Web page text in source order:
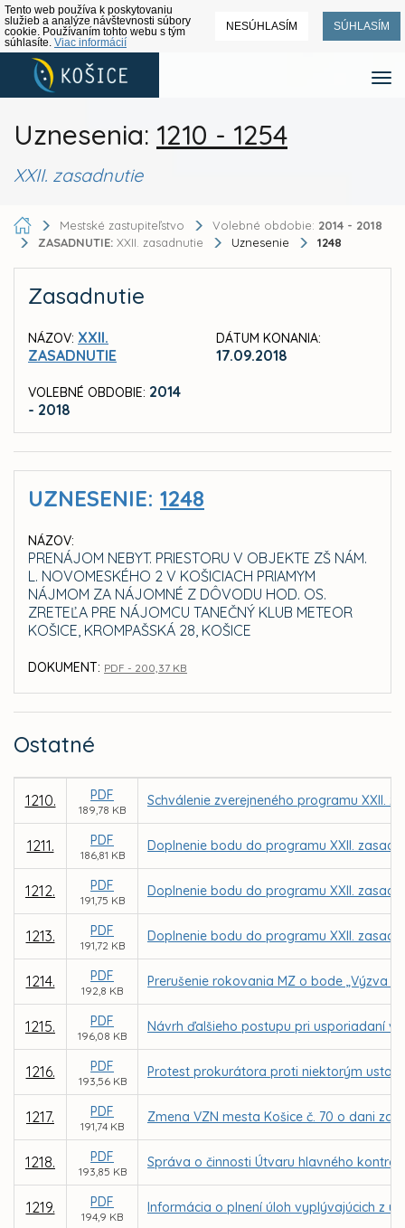
Tento web používa k poskytovaniu
služieb a analýze návštevnosti súbory
cookie. Používaním tohto webu s tým
súhlasíte. Viac informácií
NESÚHLASÍM SÚHLASÍM
Uznesenia: 1210 - 1254
XXII. zasadnutie
Mestské zastupiteľstvo Volebné obdobie: 2014 - 2018
ZASADNUTIE: XXII. zasadnutie Uznesenie 1248
Zasadnutie
NÁZOV: XXII.
ZASADNUTIE
VOLEBNÉ OBDOBIE: 2014
- 2018
DÁTUM KONANIA:
17.09.2018
UZNESENIE: 1248
NÁZOV:
PRENÁJOM NEBYT. PRIESTORU V OBJEKTE ZŠ NÁM.
L. NOVOMESKÉHO 2 V KOŠICIACH PRIAMYM
NÁJMOM ZA NÁJOMNÉ Z DÔVODU HOD. OS.
ZRETEĽA PRE NÁJOMCU TANEČNÝ KLUB METEOR
KOŠICE, KROMPAŠSKÁ 28, KOŠICE
DOKUMENT: PDF - 200,37 KB
Ostatné
1210. PDF
189,78 KB
Schválenie zverejneného programu XXII.
1211. PDF
186,81 KB
Doplnenie bodu do programu XXII.
1212. PDF
191,75 KB
Doplnenie bodu do programu XXII.
1213. PDF
191,72 KB
Doplnenie bodu do programu XXII.
1214. PDF
192,8 KB
Prerušenie rokovania MZ o bode „Výzva
1215. PDF
196,08 KB
Návrh ďalšieho postupu pri usporiadaní
1216. PDF
193,56 KB
Protest prokurátora proti niektorým
1217. PDF
191,74 KB
Zmena VZN mesta Košice č. 70 o dani za
1218. PDF
193,85 KB
Správa o činnosti Útvaru hlavného
1219. PDF
194,9 KB
Informácia o plnení úloh vyplývajúcich z